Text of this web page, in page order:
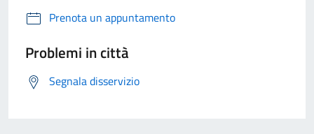
Prenota un appuntamento
Problemi in città
Segnala disservizio